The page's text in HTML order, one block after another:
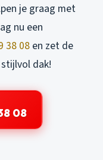
je graag met
nu een
38 08 en zet de
dak!
08